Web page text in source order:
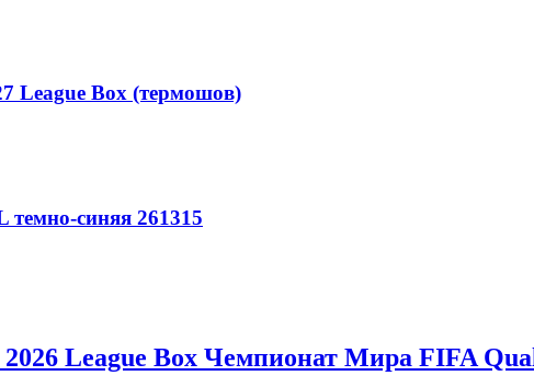
League Box (термошов)
синяя 261315
League Box Чемпионат Мира FIFA